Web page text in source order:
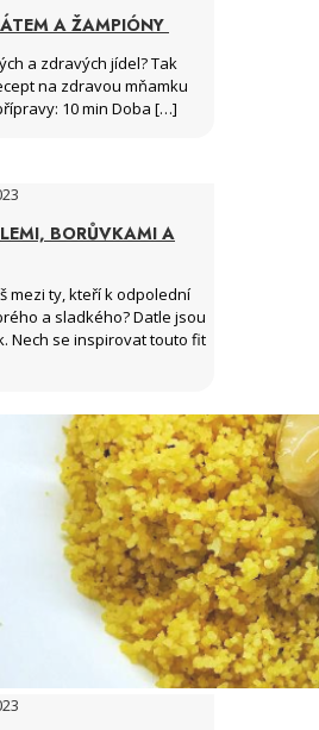
A ŽAMPIÓNY
a zdravých jídel? Tak
na zdravou mňamku
10 min Doba […]
BORŮVKAMI A
mezi ty, kteří k odpolední
a sladkého? Datle jsou
Nech se inspirovat touto fit